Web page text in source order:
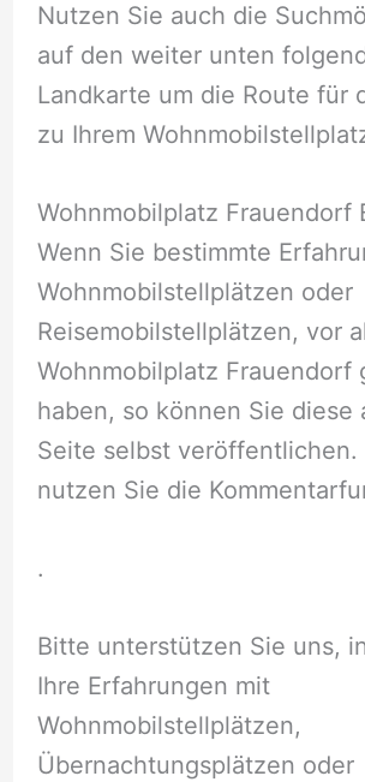
Nutzen Sie auch die
auf den weiter unten
Landkarte um die Route für
zu Ihrem
Wohnmobilplatz Frauendorf
Wenn Sie bestimmte
Wohnmobilstellplätzen oder
Reisemobilstellplätzen, vor
Wohnmobilplatz Frauendorf
haben, so können Sie diese
Seite selbst veröffentlichen.
nutzen Sie die
.
Bitte unterstützen Sie uns,
Ihre Erfahrungen mit
Wohnmobilstellplätzen,
Übernachtungsplätzen oder